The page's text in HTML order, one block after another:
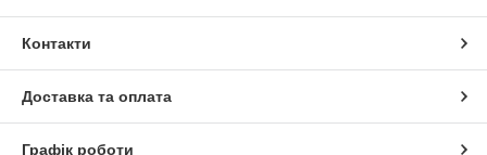
Контакти
Доставка та оплата
Графік роботи